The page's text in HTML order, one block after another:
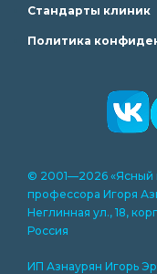
Стандарты клиник
Политика
© 2001—2026 «Ясный
профессора Игоря
Неглинная ул., 18,
Россия
ИП Азнаурян Игорь